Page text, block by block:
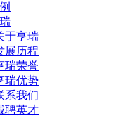
于亨瑞
展历程
瑞荣誉
瑞优势
系我们
聘英才